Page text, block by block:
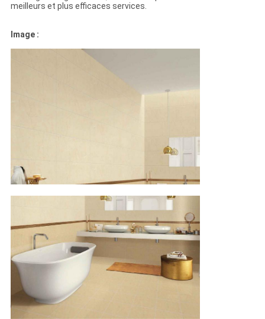
meilleurs et plus efficaces services.
Image :